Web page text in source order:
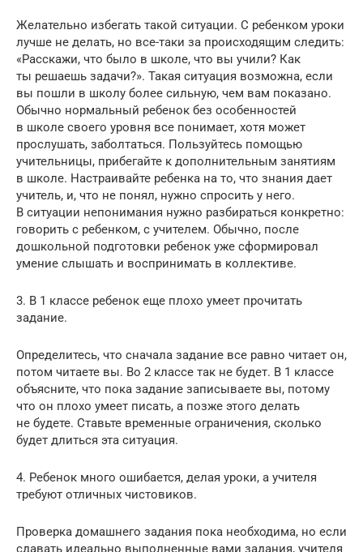
Желательно избегать такой ситуации. С ребенком уроки
лучше не делать, но все-таки за происходящим следить:
«Расскажи, что было в школе, что вы учили? Как
ты решаешь задачи?». Такая ситуация возможна, если
вы пошли в школу более сильную, чем вам показано.
Обычно нормальный ребенок без особенностей
в школе своего уровня все понимает, хотя может
прослушать, заболтаться. Пользуйтесь помощью
учительницы, прибегайте к дополнительным занятиям
в школе. Настраивайте ребенка на то, что знания дает
учитель, и, что не понял, нужно спросить у него.
В ситуации непонимания нужно разбираться конкретно:
говорить с ребенком, с учителем. Обычно, после
дошкольной подготовки ребенок уже сформировал
умение слышать и воспринимать в коллективе.
3. В 1 классе ребенок еще плохо умеет прочитать
задание.
Определитесь, что сначала задание все равно читает он,
потом читаете вы. Во 2 классе так не будет. В 1 классе
объясните, что пока задание записываете вы, потому
что он плохо умеет писать, а позже этого делать
не будете. Ставьте временные ограничения, сколько
будет длиться эта ситуация.
4. Ребенок много ошибается, делая уроки, а учителя
требуют отличных чистовиков.
Проверка домашнего задания пока необходима, но если
сдавать идеально выполненные вами задания, учителя